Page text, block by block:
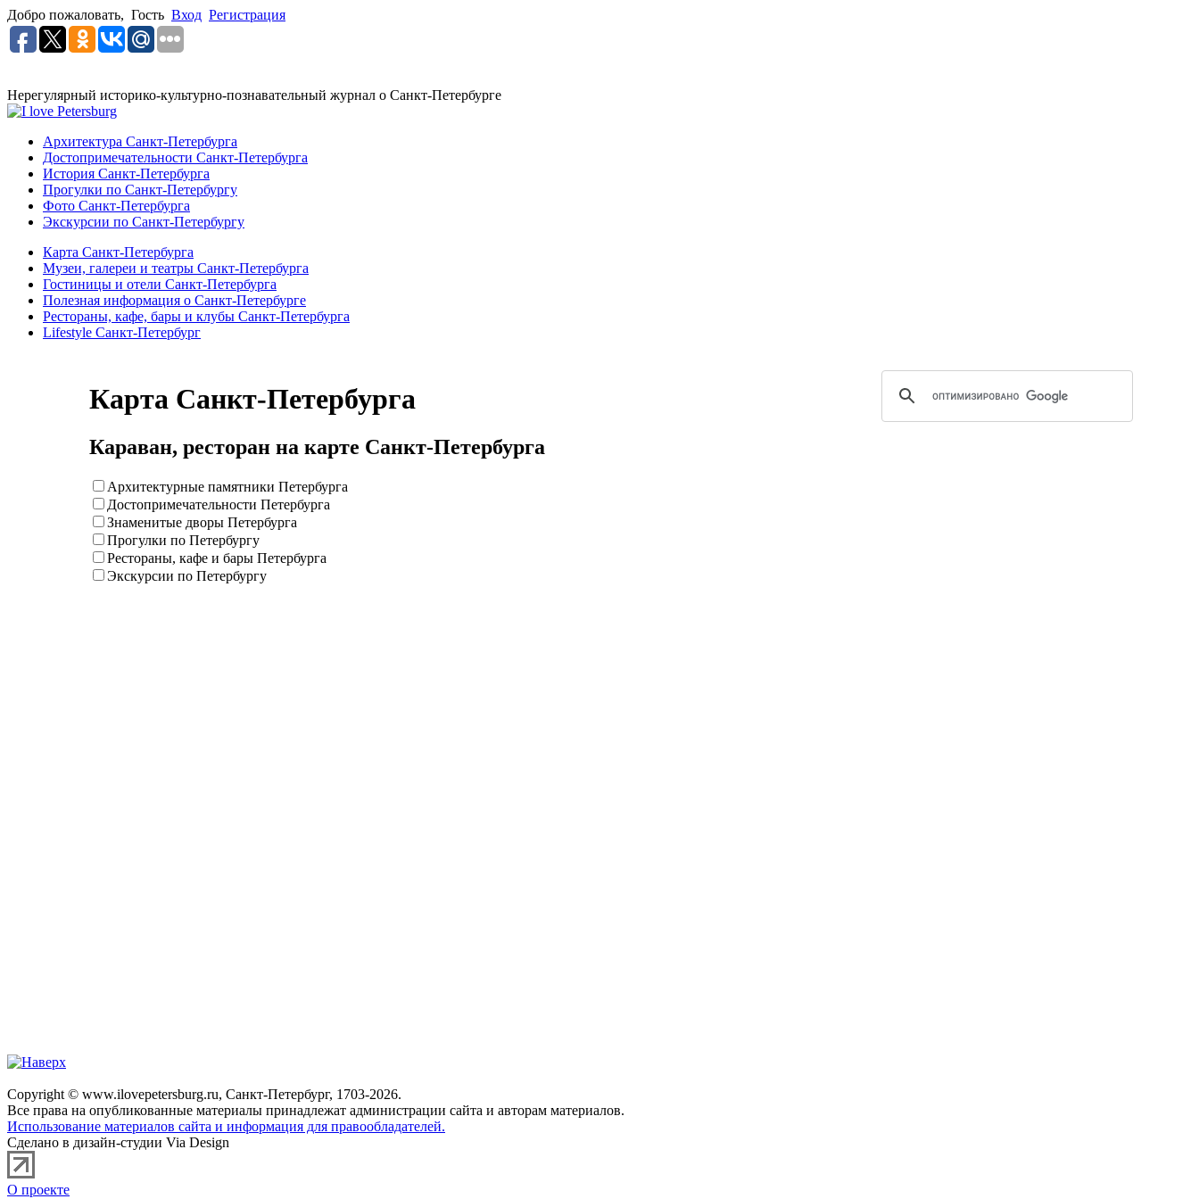
Добро пожаловать, Гость Вход Регистрация
Нерегулярный историко-культурно-познавательный журнал о Санкт-Петербурге
Архитектура Санкт-Петербурга
Достопримечательности Санкт-Петербурга
История Санкт-Петербурга
Прогулки по Санкт-Петербургу
Фото Санкт-Петербурга
Экскурсии по Санкт-Петербургу
Карта Санкт-Петербурга
Музеи, галереи и театры Санкт-Петербурга
Гостиницы и отели Санкт-Петербурга
Полезная информация о Санкт-Петербурге
Рестораны, кафе, бары и клубы Санкт-Петербурга
Lifestyle Санкт-Петербург
Карта Санкт-Петербурга
Караван, ресторан на карте Санкт-Петербурга
Архитектурные памятники Петербурга
Достопримечательности Петербурга
Знаменитые дворы Петербурга
Прогулки по Петербургу
Рестораны, кафе и бары Петербурга
Экскурсии по Петербургу
Copyright © www.ilovepetersburg.ru, Санкт-Петербург, 1703-2026.
Все права на опубликованные материалы принадлежат администрации сайта и авторам материалов.
Использование материалов сайта и информация для правообладателей.
Сделано в дизайн-студии Via Design
О проекте